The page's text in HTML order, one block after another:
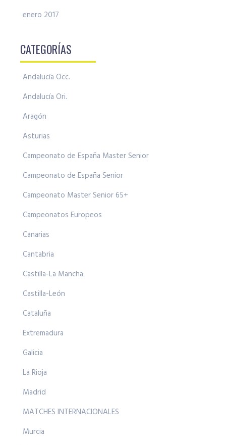
enero 2017
CATEGORÍAS
Andalucía Occ.
Andalucía Ori.
Aragón
Asturias
Campeonato de España Master Senior
Campeonato de España Senior
Campeonato Master Senior 65+
Campeonatos Europeos
Canarias
Cantabria
Castilla-La Mancha
Castilla-León
Cataluña
Extremadura
Galicia
La Rioja
Madrid
MATCHES INTERNACIONALES
Murcia